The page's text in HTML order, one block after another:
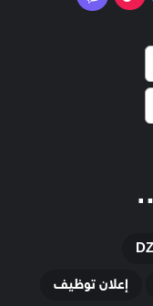
إعلان توظيف